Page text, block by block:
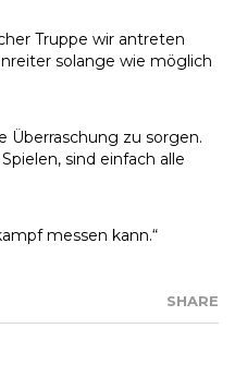
Truppe wir antreten
solange wie möglich
Überraschung zu sorgen.
sind einfach alle
messen kann.“
SHARE